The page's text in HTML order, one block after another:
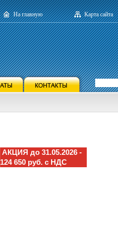
На главную Карта сайта
АКЦИЯ до 31.05.2026 -
124 650 руб. с НДС